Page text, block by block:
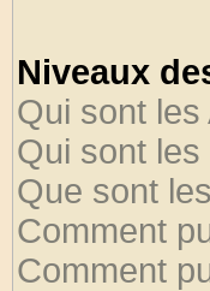
Niveaux
Qui sont
Qui sont
Que sont
Comment
Comment